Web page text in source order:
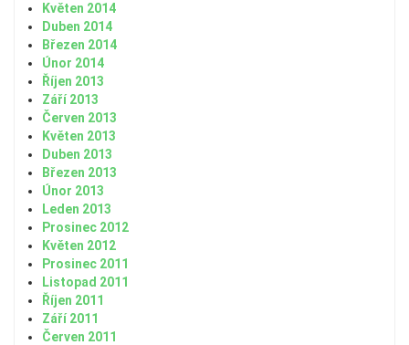
Květen 2014
Duben 2014
Březen 2014
Únor 2014
Říjen 2013
Září 2013
Červen 2013
Květen 2013
Duben 2013
Březen 2013
Únor 2013
Leden 2013
Prosinec 2012
Květen 2012
Prosinec 2011
Listopad 2011
Říjen 2011
Září 2011
Červen 2011